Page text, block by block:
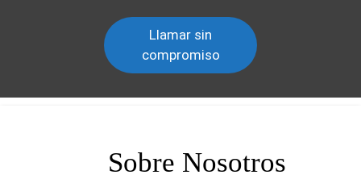
Llamar sin
compromiso
Sobre Nosotros